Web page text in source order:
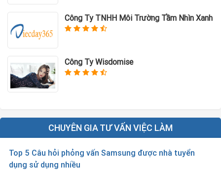
Công Ty TNHH Môi Trường Tầm Nhìn Xanh
Công Ty Wisdomise
CHUYÊN GIA TƯ VẤN VIỆC LÀM
Top 5 Câu hỏi phỏng vấn Samsung được nhà tuyển
dụng sử dụng nhiều